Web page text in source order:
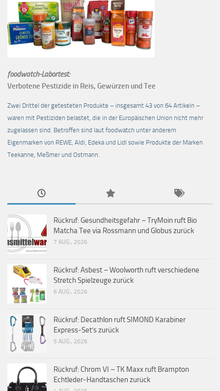
foodwatch-Labortest:
Verbotene Pestizide in Reis, Gewürzen und Tee
Zwei Drittel der getesteten Produkte – insgesamt 43 von 64 Artikeln –
waren mit Pestiziden belastet, die in der Europäischen Union nicht mehr
zugelassen sind. Betroffen sind laut foodwatch unter anderem
Eigenmarken von REWE, Aldi, Edeka und Lidl sowie Produkte der Marken
Teekanne, Meßmer und Ostmann.
Rückruf: Gesundheitsgefahr – TryMoin ruft Bio
Matcha Tee via Rossmann und Globus zurück
7 AUG., 2026
Rückruf: Asbest – Woolworth ruft verschiedene
Stretch Spielzeuge zurück
6 AUG., 2026
Rückruf: Decathlon ruft SIMOND Karabiner
Express-Set’s zurück
5 AUG., 2026
Rückruf: Chrom VI – TK Maxx ruft Brampton
Echtleder-Handtaschen zurück